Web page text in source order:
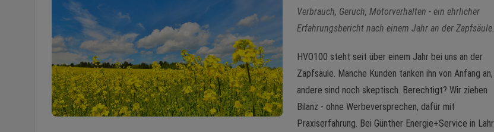
Verbrauch, Geruch, Motorverhalten - ein ehrlicher
Erfahrungsbericht nach einem Jahr an der Zapfsäule.
HVO100 steht seit über einem Jahr bei uns an der
Zapfsäule. Manche Kunden tanken ihn von Anfang an,
andere sind noch skeptisch. Berechtigt? Wir ziehen
Bilanz - ohne Werbeversprechen, dafür mit
Praxiserfahrung. Bei Günther Energie+Service in Lahr